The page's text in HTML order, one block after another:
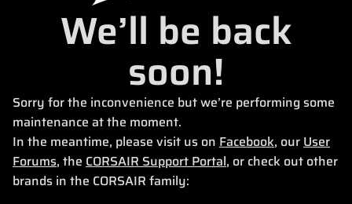
We’ll be back
soon!
Sorry for the inconvenience but we’re performing some
maintenance at the moment.
In the meantime, please visit us on Facebook, our User
Forums, the CORSAIR Support Portal, or check out other
brands in the CORSAIR family: